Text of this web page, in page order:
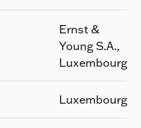
Ernst &
Young S.A.,
Luxembourg
Luxembourg